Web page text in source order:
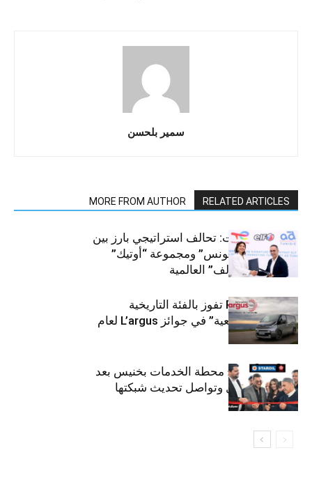
سمير بلحسن
RELATED ARTICLES
MORE FROM AUTHOR
قطاع السيارات: تحالف استراتيجي بارز بين
“توتال إنرجيز تونس” ومجموعة “أوتيك”
لتوزيع زيوت “إلف” العالمية
كيا PV5 Cargo تفوز بالفئة التاريخية
“للمركبات النفعية” في جوائز L’argus لعام
2026
ستارأويل تفتتح محطة الخدمات بخنيس بعد
تجديدهابالكامل وتواصل تحديث شبكتها